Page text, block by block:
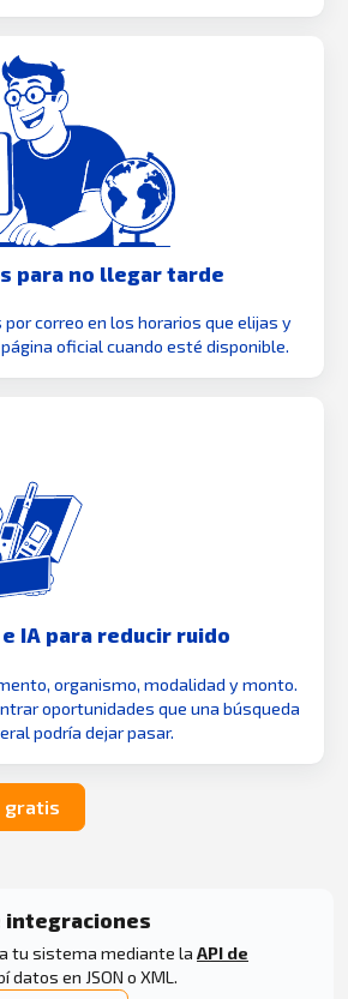
para no llegar tarde
por correo en los horarios que elijas y
oficial cuando esté disponible.
IA para reducir ruido
organismo, modalidad y monto.
oportunidades que una búsqueda
podría dejar pasar.
gratis
integraciones
tu sistema mediante la API de
datos en JSON o XML.